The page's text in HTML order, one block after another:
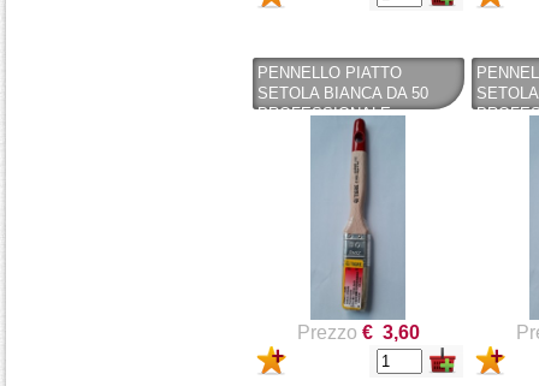
PENNELLO PIATTO
SETOLA BIANCA DA 50
PROFESSIONALE -
PENNELLIFICIO TIGRE
Prezzo € 3,60